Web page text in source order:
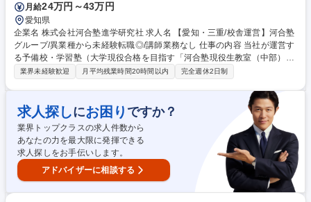
月給24万円～43万円
愛知県
企業名 株式会社河合塾進学研究社 求人名 【愛知・三重/校舎運営】河合塾
グループ/異業種から未経験転職◎/講師業務なし 仕事の内容 当社が運営す
る予備校・学習塾（大学現役合格を目指す「河合塾現役生教室（中部））
にて校舎の運営をお任せします。生徒の受験合格に向け、進路相談や学習
りの挑戦を支えていく仕事です。日々のコミュニケーションを通じた信頼
関係の構築も大切な役割の一つです。また、体験学習や説明会、入塾希望
者への個別対応、チラシ・DM作成などの広報活動も担当するなど生徒募
集に向けた戦略の立案から実行まで幅広く携われます。そのほか、アルバ
イトスタッフの教育・シフト管理、講師との打ち合わせ、授業準備、窓
口・電話対応など、教室全体の運営にも関わっていただきます。 募集職種
【愛知・三重/校舎運営】河合塾グループ/異業種から未経験転職◎/講師業
務なし
業界未経験歓迎 月平均残業時間20時間以内 完全週休2日制
求人探しにお困り ですか？
業界トップクラスの求人件数から
あなたの力を最大限に発揮できる
求人探しをお手伝いします。
アドバイザーに相談する